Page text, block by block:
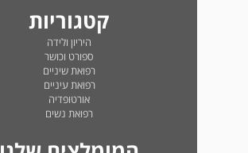
קטגוריות
היריון ולידה
ספורט וכושר
רפואת שיניים
רפואת עיניים
אורטופדיה
רפואת נשים